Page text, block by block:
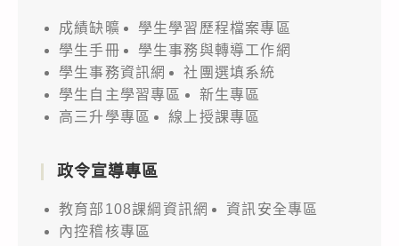
成績缺曠
學生學習歷程檔案專區
學生手冊
學生事務與轉導工作網
學生事務資訊網
社團選填系統
學生自主學習專區
新生專區
高三升學專區
線上授課專區
政令宣導專區
教育部108課綱資訊網
資訊安全專區
內控稽核專區